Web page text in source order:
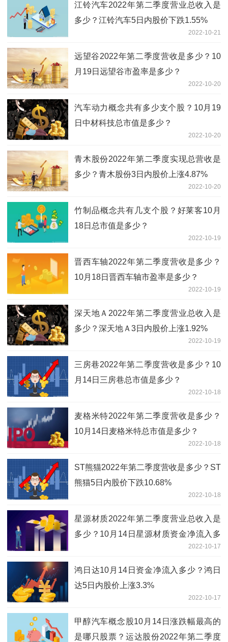
江铃汽车2022年第二季度营业总收入是
多少？江铃汽车5日内股价下跌1.55%
2022-10-21
远望谷2022年第二季度营收是多少？10
月19日远望谷市盈率是多少？
2022-10-20
汽车动力概念共有多少支个股？10月19
日中材科技总市值是多少？
2022-10-20
青木股份2022年第二季度实现总营收是
多少？青木股份3日内股价上涨4.87%
2022-10-20
竹制品概念共有几支个股？好莱客10月
18日总市值是多少？
2022-10-19
晋西车轴2022年第二季度营收是多少？
10月18日晋西车轴市盈率是多少？
2022-10-19
深天地Ａ2022年第二季度营业总收入是
多少？深天地Ａ3日内股价上涨1.92%
2022-10-19
三房巷2022年第二季度营收是多少？10
月14日三房巷总市值是多少？
2022-10-18
麦格米特2022年第二季度营收是多少？
10月14日麦格米特总市值是多少？
2022-10-18
ST熊猫2022年第二季度营收是多少？ST
熊猫5日内股价下跌10.68%
2022-10-18
星源材质2022年第二季度营业总收入是
多少？10月14日星源材质资金净流入多
2022-10-17
鸿日达10月14日资金净流入多少？鸿日
达5日内股价上涨3.3%
2022-10-17
甲醇汽车概念股10月14日涨跌幅最高的
是哪只股票？运达股份2022年第二季度